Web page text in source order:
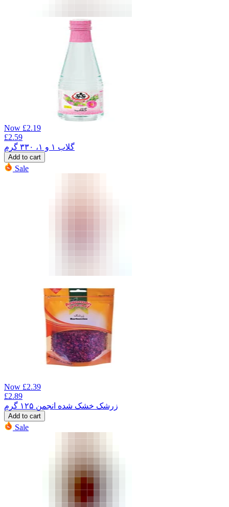
Now £2.19
£2.59
گلاب ۱ و ۱، ۳۳۰ گرم
Add to cart
Sale
Now £2.39
£2.89
زرشک خشک شده انجمن ۱۲۵ گرم
Add to cart
Sale